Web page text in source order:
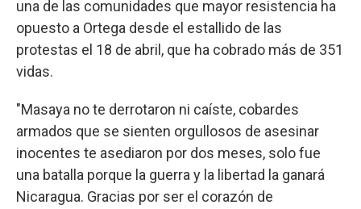
una de las comunidades que mayor resistencia ha
opuesto a Ortega desde el estallido de las
protestas el 18 de abril, que ha cobrado más de 351
vidas.
"Masaya no te derrotaron ni caíste, cobardes
armados que se sienten orgullosos de asesinar
inocentes te asediaron por dos meses, solo fue
una batalla porque la guerra y la libertad la ganará
Nicaragua. Gracias por ser el corazón de